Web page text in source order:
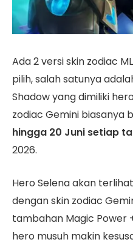
Ada 2 versi skin zodiac
pilih, salah satunya
Shadow yang dimiliki
zodiac Gemini biasanya
hingga 20 Juni setiap
2026.
Hero Selena akan
dengan skin zodiac
tambahan Magic Power
hero musuh makin